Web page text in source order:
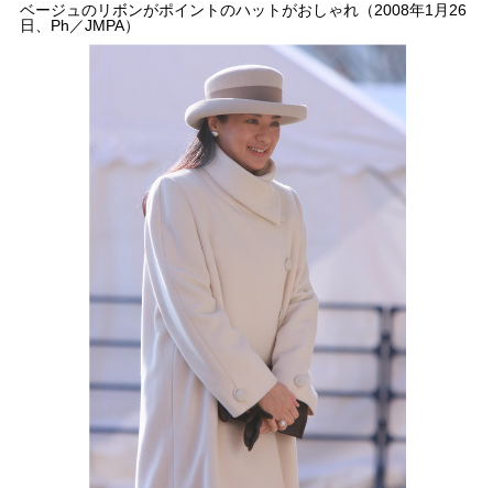
ベージュのリボンがポイントのハットがおしゃれ（2008年1月26
日、Ph／JMPA）